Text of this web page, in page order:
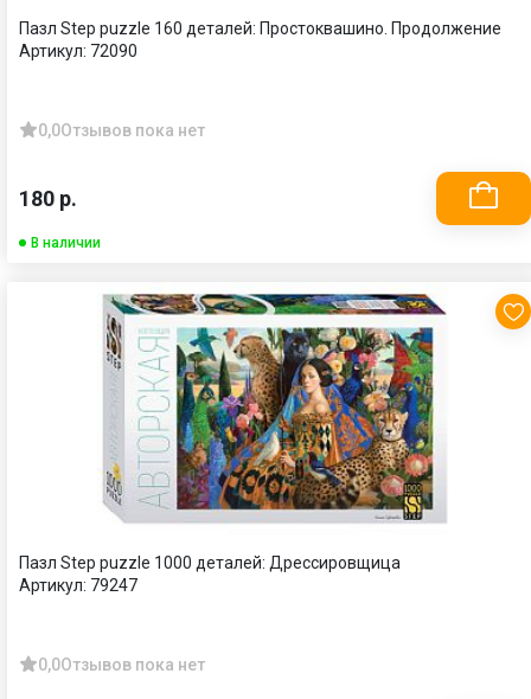
Пазл Step puzzle 160 деталей: Простоквашино. Продолжение
Артикул: 72090
0,0Отзывов пока нет
180 р.
В наличии
Пазл Step puzzle 1000 деталей: Дрессировщица
Артикул: 79247
0,0Отзывов пока нет